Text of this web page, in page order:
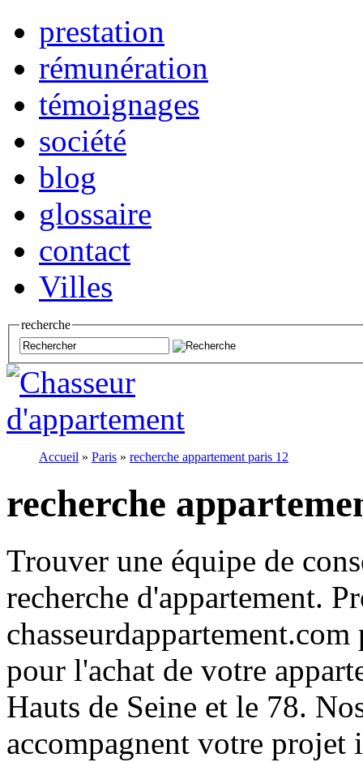
prestation
rémunération
témoignages
société
blog
glossaire
contact
Villes
recherche
Accueil » Paris » recherche appartement paris 12
recherche
Trouver une équipe de
recherche d'appartement.
pour l'achat de votre
Hauts de Seine et le 78.
accompagnent votre